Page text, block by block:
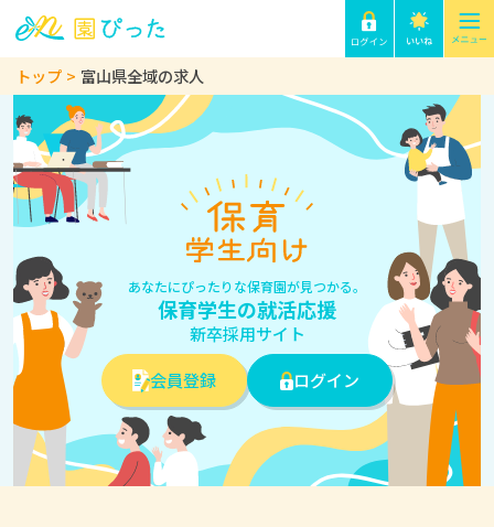
トップ 富山県全域の求人
あなたにぴったりな保育園が見つかる。
保育学生の就活応援
新卒採用サイト
会員登録
ログイン